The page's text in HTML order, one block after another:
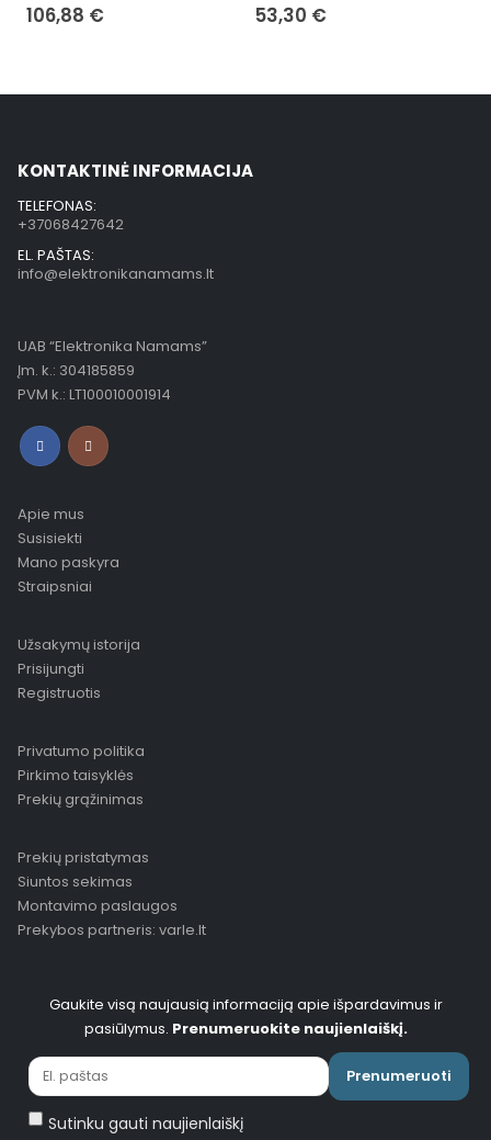
106,88 € 53,30 €
KONTAKTINĖ INFORMACIJA
TELEFONAS:
+37068427642
EL. PAŠTAS:
info@elektronikanamams.lt
UAB “Elektronika Namams”
Įm. k.: 304185859
PVM k.: LT100010001914
Apie mus
Susisiekti
Mano paskyra
Straipsniai
Užsakymų istorija
Prisijungti
Registruotis
Privatumo politika
Pirkimo taisyklės
Prekių grąžinimas
Prekių pristatymas
Siuntos sekimas
Montavimo paslaugos
Prekybos partneris: varle.lt
Gaukite visą naujausią informaciją apie išpardavimus ir
pasiūlymus. Prenumeruokite naujienlaiškį.
Prenumeruoti
Sutinku gauti naujienlaiškį